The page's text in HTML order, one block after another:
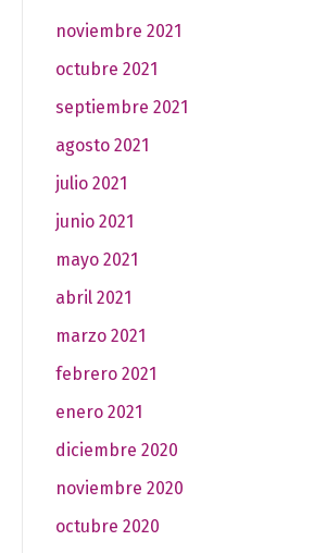
noviembre 2021
octubre 2021
septiembre 2021
agosto 2021
julio 2021
junio 2021
mayo 2021
abril 2021
marzo 2021
febrero 2021
enero 2021
diciembre 2020
noviembre 2020
octubre 2020